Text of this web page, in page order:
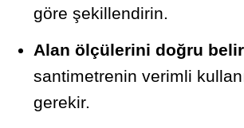
göre şekillendirin.
Alan ölçülerini doğru
santimetrenin verimli
gerekir.